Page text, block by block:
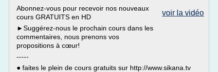
voir la vidéo
Abonnez-vous pour recevoir nos nouveaux
cours GRATUITS en HD
►Suggérez-nous le prochain cours dans les
commentaires, nous prenons vos
propositions à cœur!
-----
● faites le plein de cours gratuits sur http://www.sikana.tv